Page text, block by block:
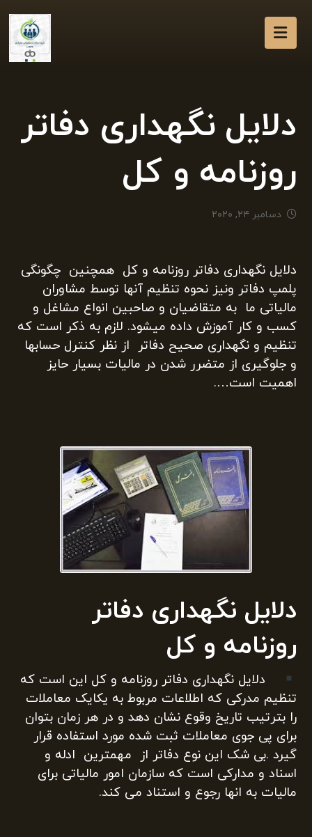
دلایل نگهداری دفاتر
روزنامه و کل
دسامبر ۲۴, ۲۰۲۰
دلایل نگهداری دفاتر روزنامه و کل همچنین چگونگی
پلمپ دفاتر ونیز نحوه تنظیم آنها توسط مشاوران
مالیاتی ما به متقاضیان و صاحبین انواع مشاغل و
کسب و کار آموزش داده میشود. لازم به ذکر است که
تنظیم و نگهداری صحیح دفاتر از نظر کنترل حسابها
و جلوگیری از متضرر شدن در مالیات بسیار حایز
اهمیت است….
دلایل نگهداری دفاتر
روزنامه و کل
دلایل نگهداری دفاتر روزنامه و کل این است که
تنظیم مدرکی که اطلاعات مربوط به یکایک معاملات
را بترتیب تاریخ وقوع نشان دهد و در هر زمان بتوان
برای پی جوی معاملات ثبت شده مورد استفاده قرار
گیرد .بی شک این نوع دفاتر از مهمترین ادله و
اسناد و مدارکی است که سازمان امور مالیاتی برای
مالیات به انها رجوع و استناد می کند.